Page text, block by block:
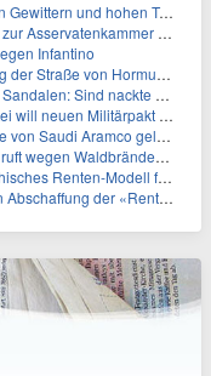
und hohen Temperaturen
der Geschichte
Infantino
von Hormus ungewiss
Sind nackte Füße eklig?
neuen Militärpakt erweitern
Auswirkungen auf die Energiemärkte
Waldbränden Notstand aus
Modell für Schwerarbeiter
der «Rente mit 63»